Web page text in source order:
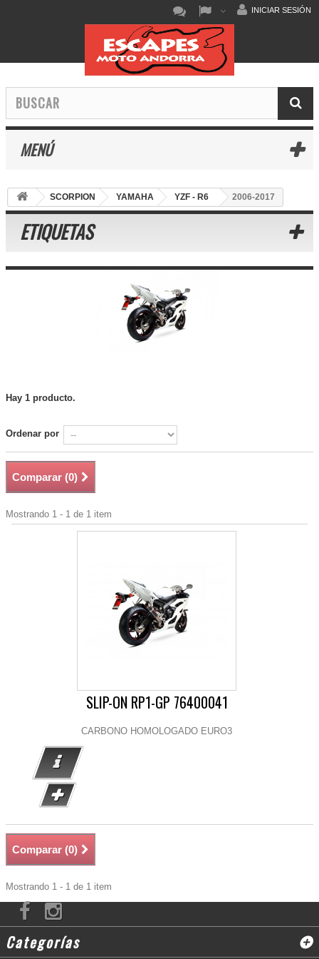
INICIAR SESIÓN
MENÚ
SCORPION YAMAHA YZF - R6 2006-2017
ETIQUETAS
Hay 1 producto.
Ordenar por
Comparar (0)
Mostrando 1 - 1 de 1 item
SLIP-ON RP1-GP 76400041
CARBONO HOMOLOGADO EURO3
Comparar (0)
Mostrando 1 - 1 de 1 item
Categorías